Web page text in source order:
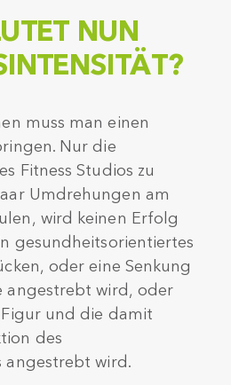
NUN
muss man einen
Nur die
Fitness Studios zu
Umdrehungen am
wird keinen Erfolg
gesundheitsorientiertes
oder eine Senkung
angestrebt wird, oder
und die damit
des
wird.